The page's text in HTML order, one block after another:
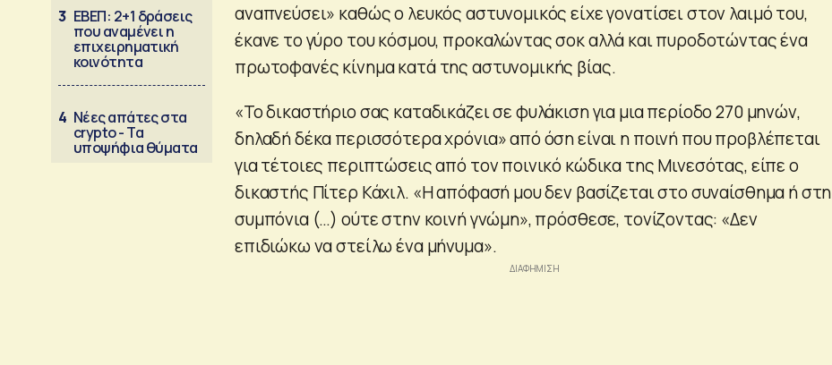
3 ΕΒΕΠ: 2+1 δράσεις
που αναμένει η
επιχειρηματική
κοινότητα
4 Νέες απάτες στα
crypto - Τα
υποψήφια θύματα
αναπνεύσει» καθώς ο λευκός αστυνομικός είχε γονατίσει στον λαιμό του,
έκανε το γύρο του κόσμου, προκαλώντας σοκ αλλά και πυροδοτώντας ένα
πρωτοφανές κίνημα κατά της αστυνομικής βίας.
«Το δικαστήριο σας καταδικάζει σε φυλάκιση για μια περίοδο 270 μηνών,
δηλαδή δέκα περισσότερα χρόνια» από όση είναι η ποινή που προβλέπεται
για τέτοιες περιπτώσεις από τον ποινικό κώδικα της Μινεσότας, είπε ο
δικαστής Πίτερ Κάχιλ. «Η απόφασή μου δεν βασίζεται στο συναίσθημα ή στη
συμπόνια (…) ούτε στην κοινή γνώμη», πρόσθεσε, τονίζοντας: «Δεν
επιδιώκω να στείλω ένα μήνυμα».